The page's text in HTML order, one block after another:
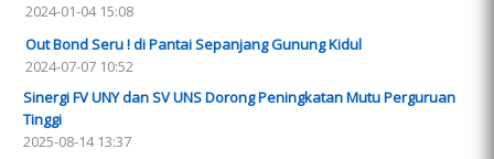
2024-01-04 15:08
Out Bond Seru ! di Pantai Sepanjang Gunung Kidul
2024-07-07 10:52
Sinergi FV UNY dan SV UNS Dorong Peningkatan Mutu Perguruan
Tinggi
2025-08-14 13:37